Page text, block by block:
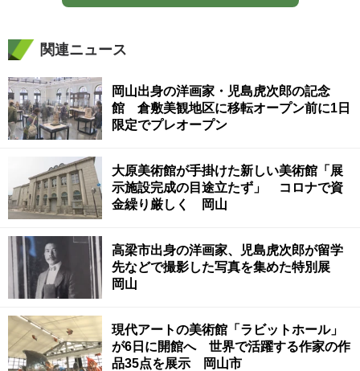
関連ニュース
岡山出身の洋画家・児島虎次郎の記念
館 倉敷美観地区に移転オープン前に1日
限定でプレオープン
大原美術館が手掛けた新しい美術館「展
示施設完成の目途立たず」 コロナで資
金繰り厳しく 岡山
高梁市出身の洋画家、児島虎次郎が留学
先などで撮影した写真を集めた特別展
岡山
現代アートの美術館「ラビットホール」
が6日に開館へ 世界で活躍する作家の作
品35点を展示 岡山市